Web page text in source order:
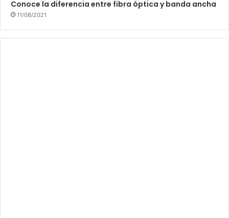
Conoce la diferencia entre fibra óptica y banda ancha
11/08/2021